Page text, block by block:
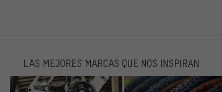
LAS MEJORES MARCAS QUE NOS INSPIRAN